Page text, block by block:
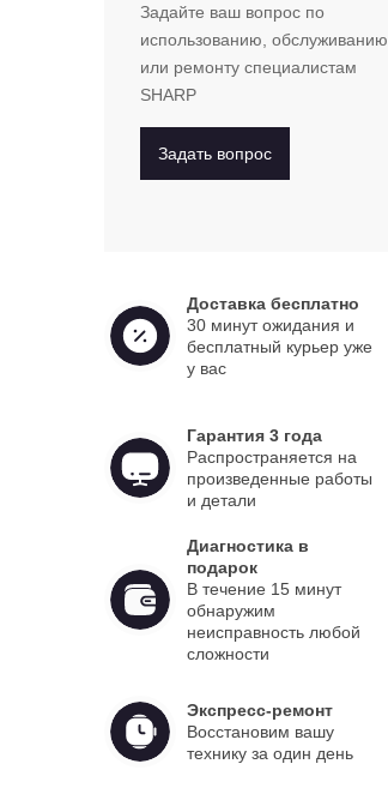
Задайте ваш вопрос по
использованию, обслуживанию
или ремонту специалистам
SHARP
Задать вопрос
Доставка бесплатно
30 минут ожидания и
бесплатный курьер уже
у вас
Гарантия 3 года
Распространяется на
произведенные работы
и детали
Диагностика в
подарок
В течение 15 минут
обнаружим
неисправность любой
сложности
Экспресс-ремонт
Восстановим вашу
технику за один день